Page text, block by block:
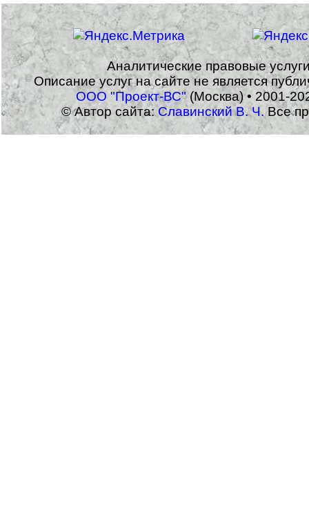
Аналитические правовые
Описание услуг на сайте не является
ООО "Проект-ВС"(Москва) • 2001-
© Автор сайта:Славинский В. Ч.Все